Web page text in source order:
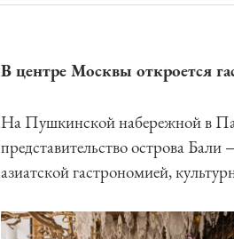
В центре Москвы откроется
На Пушкинской набережной в
представительство острова
азиатской гастрономией,